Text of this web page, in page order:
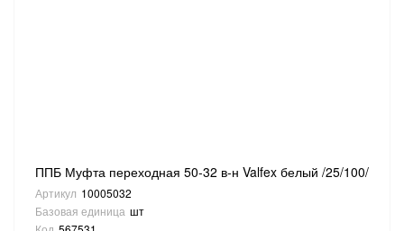
ППБ Муфта переходная 50-32 в-н Valfex белый /25/100/
Артикул 10005032
Базовая единица шт